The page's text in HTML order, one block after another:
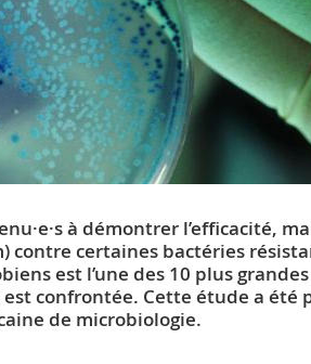
à démontrer l’efficacité,
contre certaines bactéries
est l’une des 10 plus grandes
confrontée. Cette étude a été
de microbiologie.